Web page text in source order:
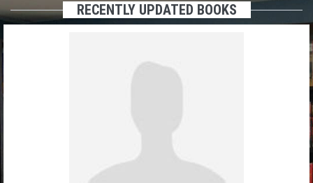
RECENTLY UPDATED BOOKS